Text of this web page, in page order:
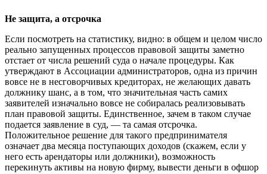
Не защита, а отсрочка
Если посмотреть на статистику, видно: в общем и целом число
реально запущенных процессов правовой защиты заметно
отстает от числа решений суда о начале процедуры. Как
утверждают в Ассоциации администраторов, одна из причин
вовсе не в несговорчивых кредиторах, не желающих давать
должнику шанс, а в том, что значительная часть самих
заявителей изначально вовсе не собиралась реализовывать
план правовой защиты. Единственное, зачем в таком случае
подается заявление в суд, — та самая отсрочка.
Положительное решение для такого предпринимателя
означает два месяца поступающих доходов (скажем, если у
него есть арендаторы или должники), возможность
перекинуть активы на новую фирму, вывести деньги в офшор